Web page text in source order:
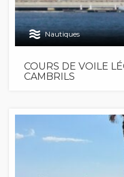
Nautiques
COURS DE VOILE
CAMBRILS